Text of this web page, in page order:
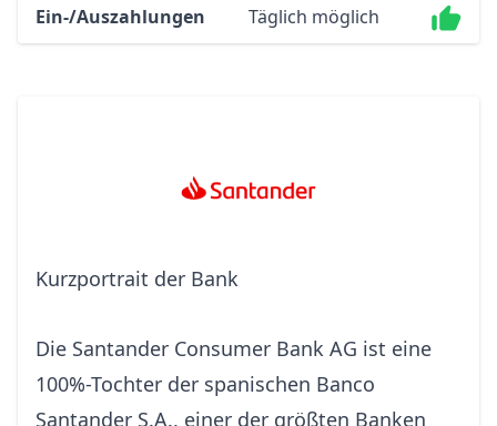
Ein-/Auszahlungen Täglich möglich
Kurzportrait der Bank
Die Santander Consumer Bank AG ist eine
100%-Tochter der spanischen Banco
Santander S.A., einer der größten Banken